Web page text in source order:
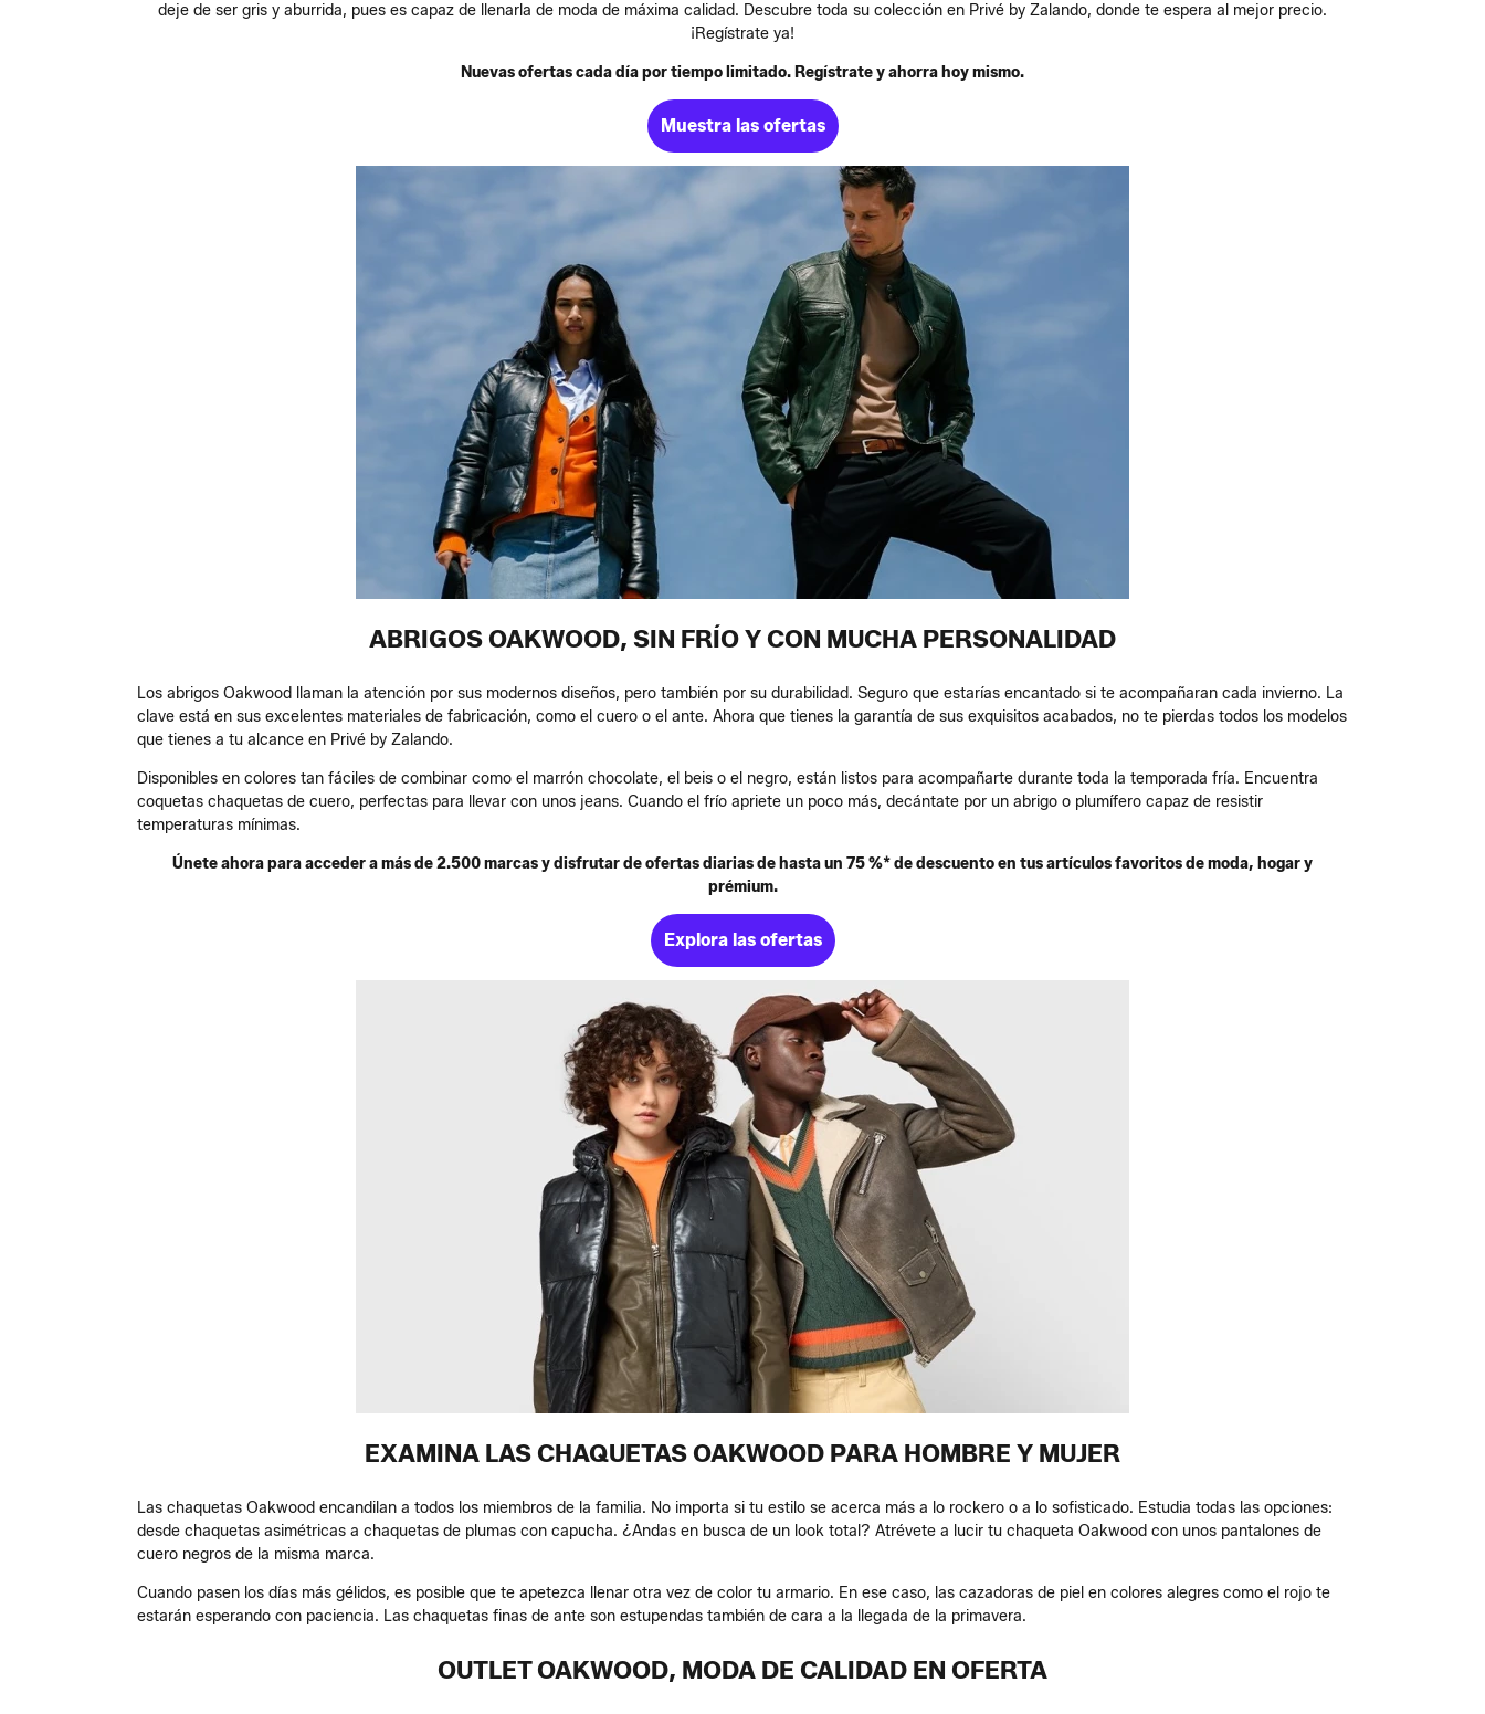
deje de ser gris y aburrida, pues es capaz de llenarla de moda de máxima calidad. Descubre toda su colección en Privé by Zalando, donde te espera al mejor precio.
¡Regístrate ya!
Nuevas ofertas cada día por tiempo limitado. Regístrate y ahorra hoy mismo.
Muestra las ofertas
ABRIGOS OAKWOOD, SIN FRÍO Y CON MUCHA PERSONALIDAD
Los abrigos Oakwood llaman la atención por sus modernos diseños, pero también por su durabilidad. Seguro que estarías encantado si te acompañaran cada invierno. La
clave está en sus excelentes materiales de fabricación, como el cuero o el ante. Ahora que tienes la garantía de sus exquisitos acabados, no te pierdas todos los modelos
que tienes a tu alcance en Privé by Zalando.
Disponibles en colores tan fáciles de combinar como el marrón chocolate, el beis o el negro, están listos para acompañarte durante toda la temporada fría. Encuentra
coquetas chaquetas de cuero, perfectas para llevar con unos jeans. Cuando el frío apriete un poco más, decántate por un abrigo o plumífero capaz de resistir
temperaturas mínimas.
Únete ahora para acceder a más de 2.500 marcas y disfrutar de ofertas diarias de hasta un 75 %* de descuento en tus artículos favoritos de moda, hogar y
prémium.
Explora las ofertas
EXAMINA LAS CHAQUETAS OAKWOOD PARA HOMBRE Y MUJER
Las chaquetas Oakwood encandilan a todos los miembros de la familia. No importa si tu estilo se acerca más a lo rockero o a lo sofisticado. Estudia todas las opciones:
desde chaquetas asimétricas a chaquetas de plumas con capucha. ¿Andas en busca de un look total? Atrévete a lucir tu chaqueta Oakwood con unos pantalones de
cuero negros de la misma marca.
Cuando pasen los días más gélidos, es posible que te apetezca llenar otra vez de color tu armario. En ese caso, las cazadoras de piel en colores alegres como el rojo te
estarán esperando con paciencia. Las chaquetas finas de ante son estupendas también de cara a la llegada de la primavera.
OUTLET OAKWOOD, MODA DE CALIDAD EN OFERTA